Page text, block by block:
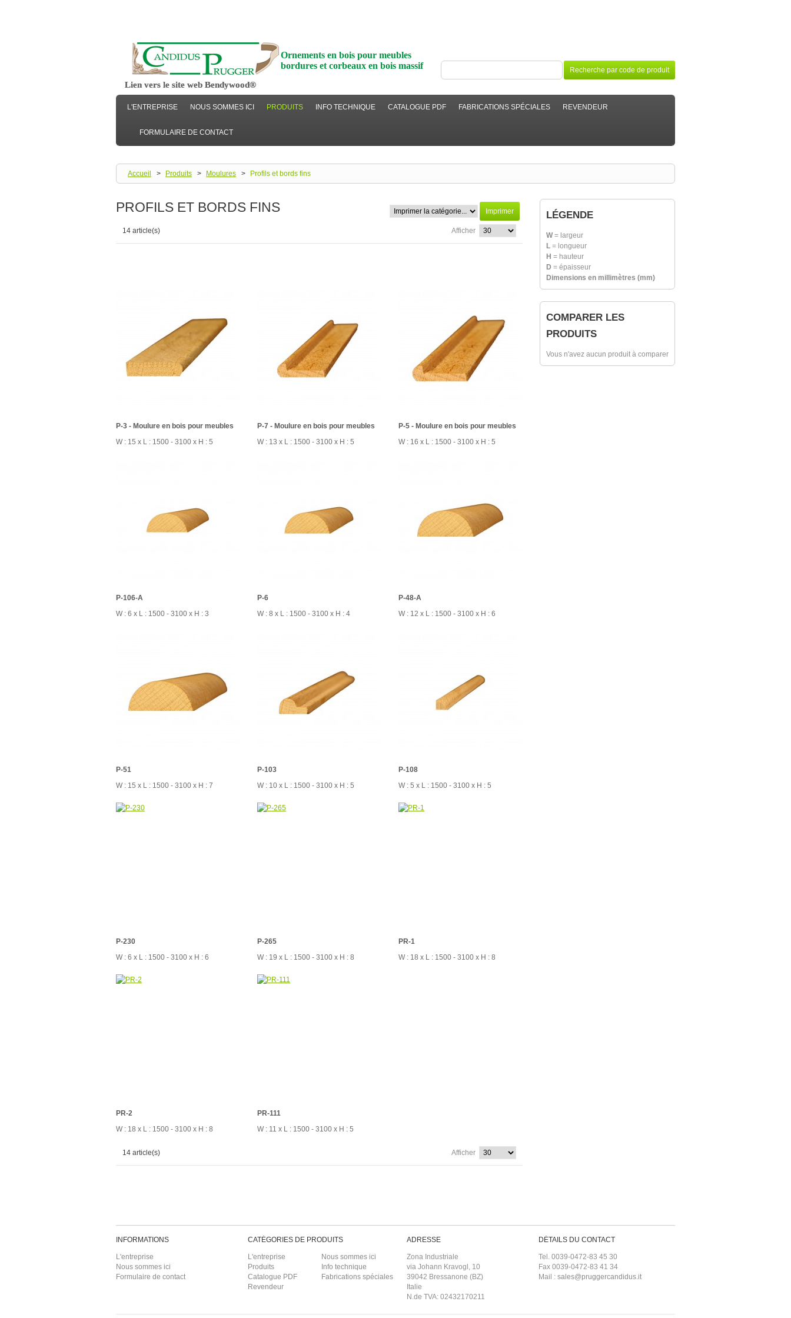
Ornements en bois pour meubles
bordures et corbeaux en bois massif
Lien vers le site web Bendywood®
Lien vers le site web Bendywood®
Recherche par code de produit
L'ENTREPRISE NOUS SOMMES ICI PRODUITS INFO TECHNIQUE CATALOGUE PDF FABRICATIONS SPÉCIALES REVENDEUR
FORMULAIRE DE CONTACT
Accueil > Produits > Moulures > Profils et bords fins
Imprimer
PROFILS ET BORDS FINS
14 article(s) Afficher
P-3 - Moulure en bois pour meubles
W : 15 x L : 1500 - 3100 x H : 5
P-7 - Moulure en bois pour meubles
W : 13 x L : 1500 - 3100 x H : 5
P-5 - Moulure en bois pour meubles
W : 16 x L : 1500 - 3100 x H : 5
P-106-A
W : 6 x L : 1500 - 3100 x H : 3
P-6
W : 8 x L : 1500 - 3100 x H : 4
P-48-A
W : 12 x L : 1500 - 3100 x H : 6
P-51
W : 15 x L : 1500 - 3100 x H : 7
P-103
W : 10 x L : 1500 - 3100 x H : 5
P-108
W : 5 x L : 1500 - 3100 x H : 5
P-230
W : 6 x L : 1500 - 3100 x H : 6
P-265
W : 19 x L : 1500 - 3100 x H : 8
PR-1
W : 18 x L : 1500 - 3100 x H : 8
PR-2
W : 18 x L : 1500 - 3100 x H : 8
PR-111
W : 11 x L : 1500 - 3100 x H : 5
14 article(s) Afficher
LÉGENDE
W = largeur
L = longueur
H = hauteur
D = épaisseur
Dimensions en millimètres (mm)
COMPARER LES
PRODUITS
Vous n'avez aucun produit à comparer
INFORMATIONS
L'entreprise
Nous sommes ici
Formulaire de contact
CATÉGORIES DE PRODUITS
L'entreprise
Nous sommes ici
Produits
Info technique
Catalogue PDF
Fabrications spéciales
Revendeur
ADRESSE
Zona Industriale
via Johann Kravogl, 10
39042 Bressanone (BZ)
Italie
N.de TVA: 02432170211
DÉTAILS DU CONTACT
Tel. 0039-0472-83 45 30
Fax 0039-0472-83 41 34
Mail : sales@pruggercandidus.it